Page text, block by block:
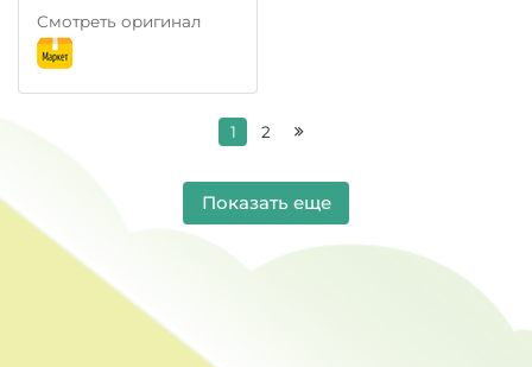
Смотреть оригинал
1 2
Показать еще